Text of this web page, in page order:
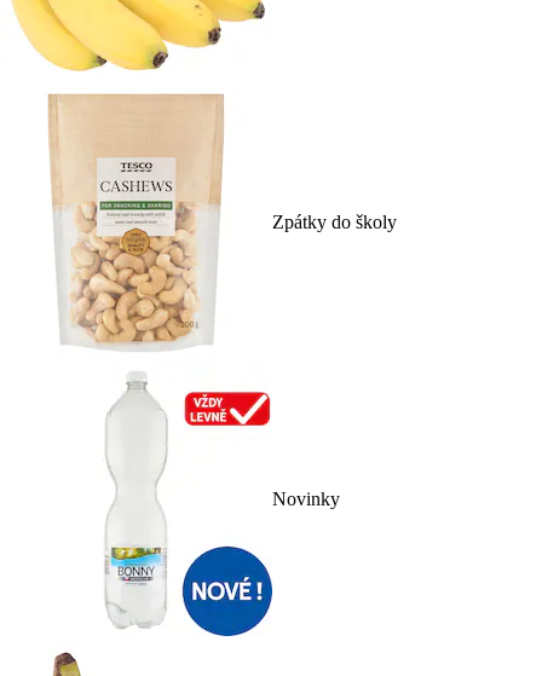
Zpátky do školy
Novinky